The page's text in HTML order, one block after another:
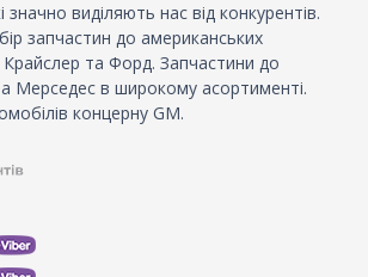
значно виділяють нас від конкурентів.
запчастин до американських
та Форд. Запчастини до
Мерседес в широкому асортименті.
концерну GM.